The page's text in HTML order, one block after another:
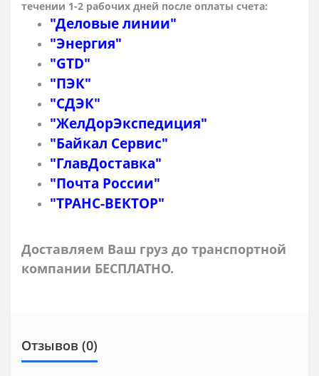
течении 1-2 рабочих дней после оплаты счета:
"Деловые линии"
"Энергия"
"GTD"
"ПЭК"
"СДЭК"
"ЖелДорЭкспедиция"
"Байкал Сервис"
"ГлавДоставка"
"Почта России"
"ТРАНС-ВЕКТОР"
Доставляем Ваш груз до транспортной
компании БЕСПЛАТНО.
Отзывов (0)